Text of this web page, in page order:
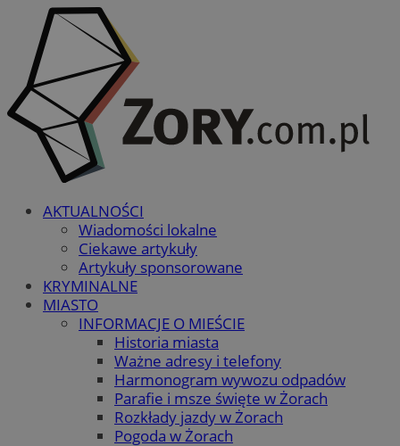
AKTUALNOŚCI
Wiadomości lokalne
Ciekawe artykuły
Artykuły sponsorowane
KRYMINALNE
MIASTO
INFORMACJE O MIEŚCIE
Historia miasta
Ważne adresy i telefony
Harmonogram wywozu odpadów
Parafie i msze święte w Żorach
Rozkłady jazdy w Żorach
Pogoda w Żorach